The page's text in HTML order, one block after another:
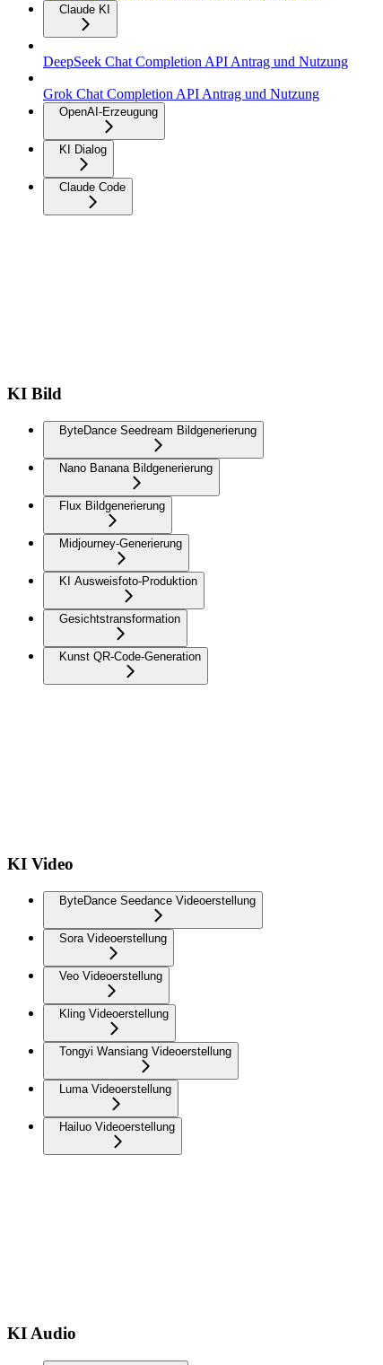
Claude KI
DeepSeek Chat Completion API Antrag und Nutzung
Grok Chat Completion API Antrag und Nutzung
OpenAI-Erzeugung
KI Dialog
Claude Code
KI Bild
ByteDance Seedream Bildgenerierung
Nano Banana Bildgenerierung
Flux Bildgenerierung
Midjourney-Generierung
KI Ausweisfoto-Produktion
Gesichtstransformation
Kunst QR-Code-Generation
KI Video
ByteDance Seedance Videoerstellung
Sora Videoerstellung
Veo Videoerstellung
Kling Videoerstellung
Tongyi Wansiang Videoerstellung
Luma Videoerstellung
Hailuo Videoerstellung
KI Audio